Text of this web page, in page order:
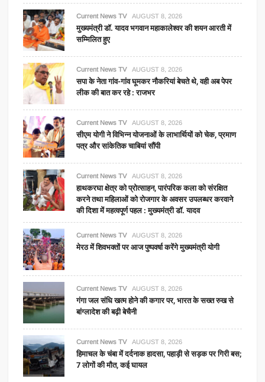
Current News TV AUGUST 8, 2026
मुख्यमंत्री डॉ. यादव भगवान महाकालेश्‍वर की शयन आरती में
सम्मिलित हुए
Current News TV AUGUST 8, 2026
सपा के नेता गांव-गांव घूमकर नौकरियां बेचते थे, वही अब पेपर
लीक की बात कर रहे : राजभर
Current News TV AUGUST 8, 2026
सीएम योगी ने विभिन्न योजनाओं के लाभार्थियों को चेक, प्रमाण
पत्र और सांकेतिक चाबियां सौंपी
Current News TV AUGUST 8, 2026
हाथकरघा क्षेत्र को प्रोत्साहन, पारंपरिक कला को संरक्षित
करने तथा महिलाओं को रोजगार के अवसर उपलब्धर करवाने
की दिशा में महत्वपूर्ण पहल : मुख्यमंत्री डॉ. यादव
Current News TV AUGUST 8, 2026
मेरठ में शिवभक्तों पर आज पुष्पवर्षा करेंगे मुख्यमंत्री योगी
Current News TV AUGUST 8, 2026
गंगा जल संधि खत्म होने की कगार पर, भारत के सख्त रुख से
बांग्लादेश की बढ़ी बेचैनी
Current News TV AUGUST 8, 2026
हिमाचल के चंबा में दर्दनाक हादसा, पहाड़ी से सड़क पर गिरी बस;
7 लोगों की मौत, कई घायल